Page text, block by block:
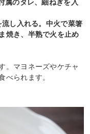
属のタレ、細ねぎを入
し入れる。中火で菜箸
焼き、半熟で火を止め
。マヨネーズやケチャ
べられます。